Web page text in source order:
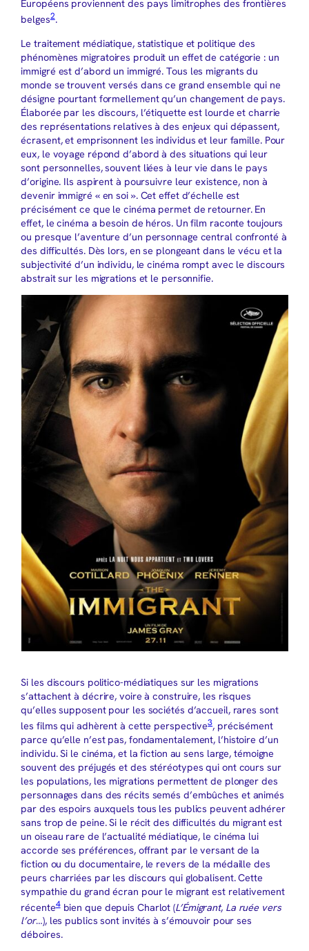
Européens proviennent des pays limitrophes des frontières
belges2.
Le traitement médiatique, statistique et politique des
phénomènes migratoires produit un effet de catégorie : un
immigré est d’abord un immigré. Tous les migrants du
monde se trouvent versés dans ce grand ensemble qui ne
désigne pourtant formellement qu’un changement de pays.
Élaborée par les discours, l’étiquette est lourde et charrie
des représentations relatives à des enjeux qui dépassent,
écrasent, et emprisonnent les individus et leur famille. Pour
eux, le voyage répond d’abord à des situations qui leur
sont personnelles, souvent liées à leur vie dans le pays
d’origine. Ils aspirent à poursuivre leur existence, non à
devenir immigré « en soi ». Cet effet d’échelle est
précisément ce que le cinéma permet de retourner. En
effet, le cinéma a besoin de héros. Un film raconte toujours
ou presque l’aventure d’un personnage central confronté à
des difficultés. Dès lors, en se plongeant dans le vécu et la
subjectivité d’un individu, le cinéma rompt avec le discours
abstrait sur les migrations et le personnifie.
Si les discours politico-médiatiques sur les migrations
s’attachent à décrire, voire à construire, les risques
qu’elles supposent pour les sociétés d’accueil, rares sont
les films qui adhèrent à cette perspective3, précisément
parce qu’elle n’est pas, fondamentalement, l’histoire d’un
individu. Si le cinéma, et la fiction au sens large, témoigne
souvent des préjugés et des stéréotypes qui ont cours sur
les populations, les migrations permettent de plonger des
personnages dans des récits semés d’embûches et animés
par des espoirs auxquels tous les publics peuvent adhérer
sans trop de peine. Si le récit des difficultés du migrant est
un oiseau rare de l’actualité médiatique, le cinéma lui
accorde ses préférences, offrant par le versant de la
fiction ou du documentaire, le revers de la médaille des
peurs charriées par les discours qui globalisent. Cette
sympathie du grand écran pour le migrant est relativement
récente4bien que depuis Charlot (L’Émigrant, La ruée vers
l’or…), les publics sont invités à s’émouvoir pour ses
déboires.